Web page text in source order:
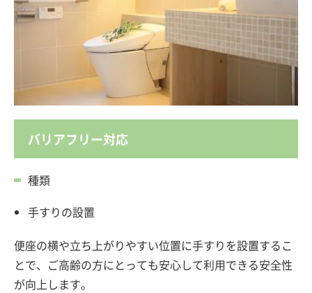
バリアフリー対応
種類
手すりの設置
便座の横や立ち上がりやすい位置に手すりを設置するこ
とで、ご高齢の方にとっても安心して利用できる安全性
が向上します。